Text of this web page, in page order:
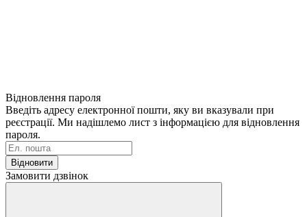
Відновлення пароля
Введіть адресу електронної пошти, яку ви вказували при
реєстрації. Ми надішлемо лист з інформацією для відновлення
пароля.
Відновити
Замовити дзвінок